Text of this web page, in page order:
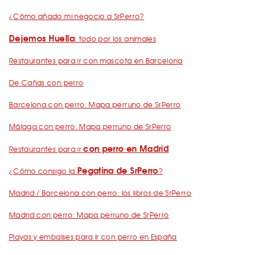
¿Cómo añado mi negocio a SrPerro?
Dejemos Huella: todo por los animales
Restaurantes para ir con mascota en Barcelona
De Cañas con perro
Barcelona con perro: Mapa perruno de SrPerro
Málaga con perro: Mapa perruno de SrPerro
Restaurantes para ircon perro en Madrid
¿Cómo consigo la Pegatina de SrPerro?
Madrid / Barcelona con perro: los libros de SrPerro
Madrid con perro: Mapa perruno de SrPerro
Playas y embalses para ir con perro en España